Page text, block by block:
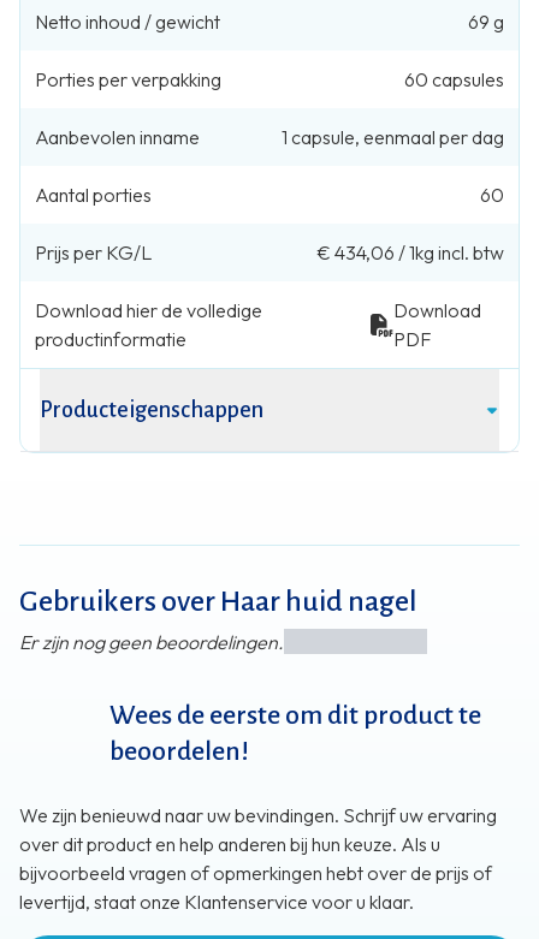
Netto inhoud / gewicht 69 g
Porties per verpakking 60 capsules
Aanbevolen inname 1 capsule, eenmaal per dag
Aantal porties 60
Prijs per KG/L € 434,06 /1kg incl. btw
Download hier de volledige
productinformatie
Download
PDF
Producteigenschappen
Gebruikers over Haar huid nagel
Er zijn nog geen beoordelingen.
Wees de eerste om dit product te
beoordelen!
We zijn benieuwd naar uw bevindingen. Schrijf uw ervaring
over dit product en help anderen bij hun keuze. Als u
bijvoorbeeld vragen of opmerkingen hebt over de prijs of
levertijd, staat onze Klantenservice voor u klaar.